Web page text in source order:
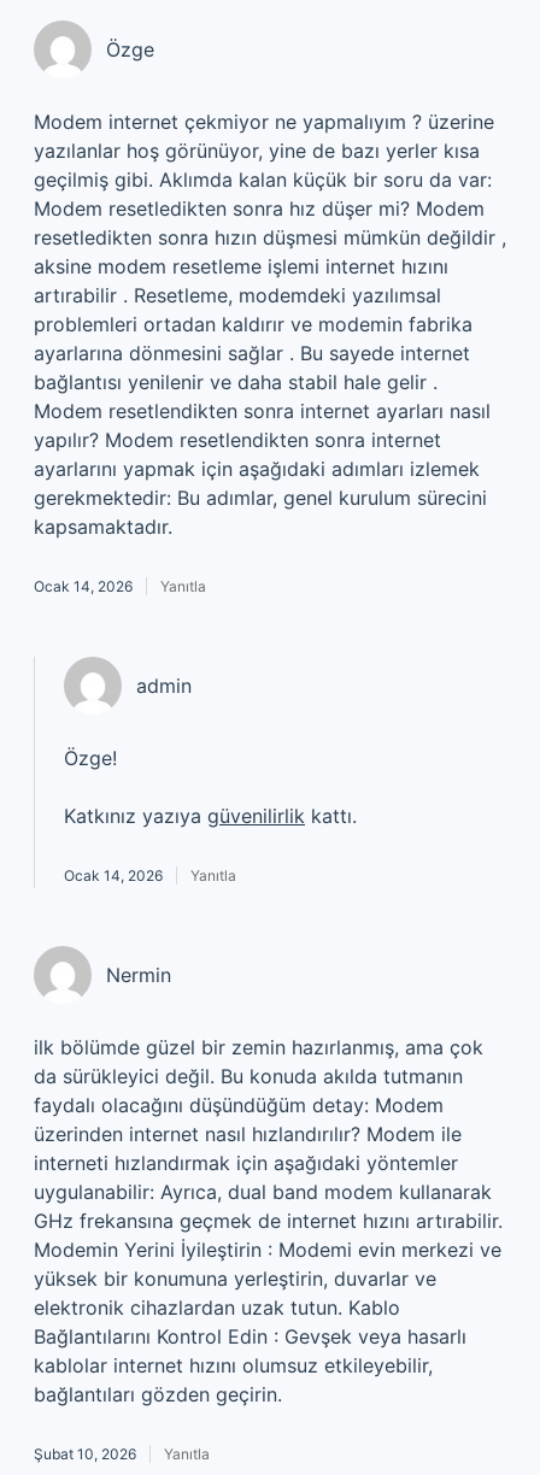
Özge
Modem internet çekmiyor ne yapmalıyım ? üzerine
yazılanlar hoş görünüyor, yine de bazı yerler kısa
geçilmiş gibi. Aklımda kalan küçük bir soru da var:
Modem resetledikten sonra hız düşer mi? Modem
resetledikten sonra hızın düşmesi mümkün değildir ,
aksine modem resetleme işlemi internet hızını
artırabilir . Resetleme, modemdeki yazılımsal
problemleri ortadan kaldırır ve modemin fabrika
ayarlarına dönmesini sağlar . Bu sayede internet
bağlantısı yenilenir ve daha stabil hale gelir .
Modem resetlendikten sonra internet ayarları nasıl
yapılır? Modem resetlendikten sonra internet
ayarlarını yapmak için aşağıdaki adımları izlemek
gerekmektedir: Bu adımlar, genel kurulum sürecini
kapsamaktadır.
Ocak 14, 2026 Yanıtla
admin
Özge!
Katkınız yazıya güvenilirlik kattı.
Ocak 14, 2026 Yanıtla
Nermin
ilk bölümde güzel bir zemin hazırlanmış, ama çok
da sürükleyici değil. Bu konuda akılda tutmanın
faydalı olacağını düşündüğüm detay: Modem
üzerinden internet nasıl hızlandırılır? Modem ile
interneti hızlandırmak için aşağıdaki yöntemler
uygulanabilir: Ayrıca, dual band modem kullanarak
GHz frekansına geçmek de internet hızını artırabilir.
Modemin Yerini İyileştirin : Modemi evin merkezi ve
yüksek bir konumuna yerleştirin, duvarlar ve
elektronik cihazlardan uzak tutun. Kablo
Bağlantılarını Kontrol Edin : Gevşek veya hasarlı
kablolar internet hızını olumsuz etkileyebilir,
bağlantıları gözden geçirin.
Şubat 10, 2026 Yanıtla